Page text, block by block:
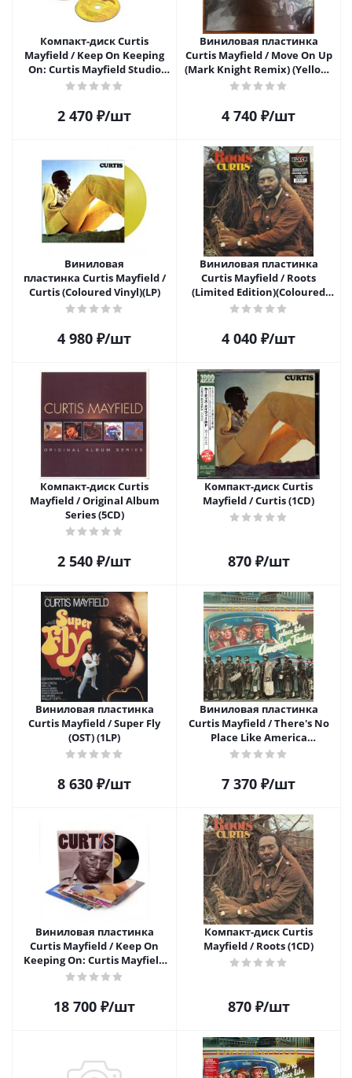
Компакт-диск Curtis
Mayfield / Keep On Keeping
On: Curtis Mayfield Studio
Albums 1970-1974 (4CD)
2 470 ₽/шт
Виниловая пластинка
Curtis Mayfield / Move On Up
(Mark Knight Remix) (Yellow)
(1LP) (12in)
4 740 ₽/шт
Виниловая
пластинка Curtis Mayfield /
Curtis (Coloured Vinyl)(LP)
4 980 ₽/шт
Виниловая пластинка
Curtis Mayfield / Roots
(Limited Edition)(Coloured
Vinyl)(LP)
4 040 ₽/шт
Компакт-диск Curtis
Mayfield / Original Album
Series (5CD)
2 540 ₽/шт
Компакт-диск Curtis
Mayfield / Curtis (1CD)
870₽/шт
Виниловая пластинка
Curtis Mayfield / Super Fly
(OST) (1LP)
8 630 ₽/шт
Виниловая пластинка
Curtis Mayfield / There's No
Place Like America
(Turquoise, Limited) (1LP)
7 370 ₽/шт
Виниловая пластинка
Curtis Mayfield / Keep On
Keeping On: Curtis Mayfield
Studio Albums 1970-1974 (4LP)
18 700 ₽/шт
Компакт-диск Curtis
Mayfield / Roots (1CD)
870₽/шт